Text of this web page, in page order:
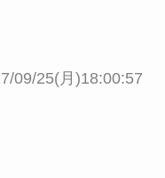
09/25(月)18:00:57